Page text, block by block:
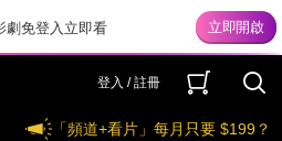
劇免登入立即看
登入 / 註冊
「頻道+看片」每月只要 $199？